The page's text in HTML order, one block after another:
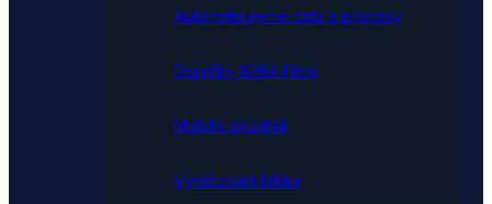
Automatizujeme data a procesy
Doplňky ABRA Flexi
Mobilní skladník
Vytěžování faktur